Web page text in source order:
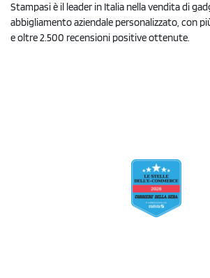
Stampasi è il leader in Italia nella vendita di
abbigliamento aziendale personalizzato, con
e oltre 2.500 recensioni positive ottenute.